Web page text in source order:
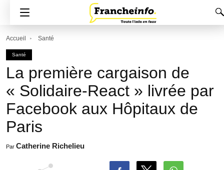
Accueil Santé
Santé
La première cargaison de
« Solidaire-React » livrée par
Facebook aux Hôpitaux de
Paris
Par Catherine Richelieu